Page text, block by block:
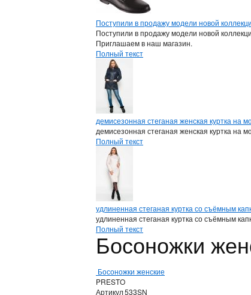
Поступили в продажу модели новой
Поступили в продажу модели новой
Приглашаем в наш магазин.
Полный текст
демисезонная стеганая женская куртка на
демисезонная стеганая женская куртка на
Полный текст
удлиненная стеганая куртка со съёмным
удлиненная стеганая куртка со съёмным
Полный текст
Босоножки
Босоножки женские
PRESTO
Артикул533SN